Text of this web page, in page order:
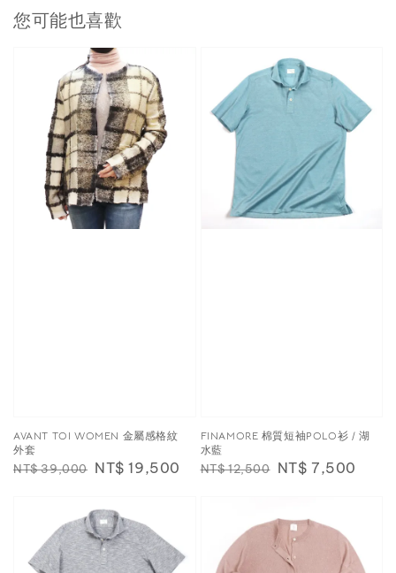
您可能也喜歡
AVANT TOI WOMEN 金屬感格紋
外套
Regular
NT$ 39,000 Sale
NT$ 19,500
FINAMORE 棉質短袖POLO衫 / 湖
水藍
Regular
NT$ 12,500 Sale
NT$ 7,500